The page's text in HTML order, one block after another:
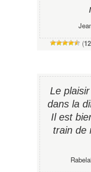
(12
Le
dans la
Il est
train de